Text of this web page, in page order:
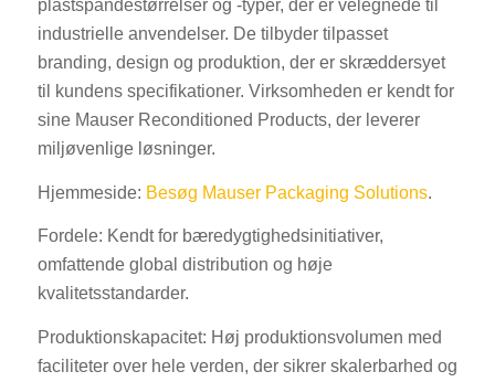
plastspandestørrelser og -typer, der er velegnede til
industrielle anvendelser. De tilbyder tilpasset
branding, design og produktion, der er skræddersyet
til kundens specifikationer. Virksomheden er kendt for
sine Mauser Reconditioned Products, der leverer
miljøvenlige løsninger.
Hjemmeside: Besøg Mauser Packaging Solutions.
Fordele: Kendt for bæredygtighedsinitiativer,
omfattende global distribution og høje
kvalitetsstandarder.
Produktionskapacitet: Høj produktionsvolumen med
faciliteter over hele verden, der sikrer skalerbarhed og